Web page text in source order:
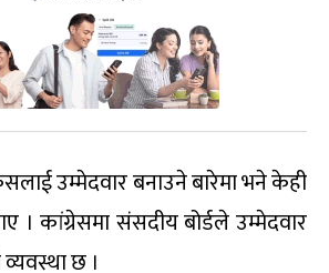
उम्मेदवार बनाउने बारेमा भने केही
। कांग्रेसमा संसदीय बोर्डले उम्मेदवार
छ ।